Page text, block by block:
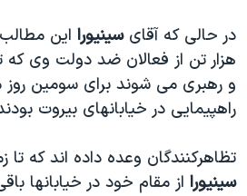
علم و فناوری
اسرائیل در جنگ
گالری عکس
آرشیو پخش زنده
رمز مهسا
ورزش زنان در ایران
اعتراضات زن، زندگی، آزادی
مجموعه مستندهای دادخواهی
تریبونال مردمی آبان ۹۸
زبانهای مختلف
در حالی که آقایسينيورا اين مطالب
هزار تن از فعالان ضد دولت وی
و رهبری می شوند برای سومين روز
راهپيمايی در خيابانهای بيروت
تظاهرکنندگان وعده داده اند که تا
سينيورا از مقام خود در خيابانها